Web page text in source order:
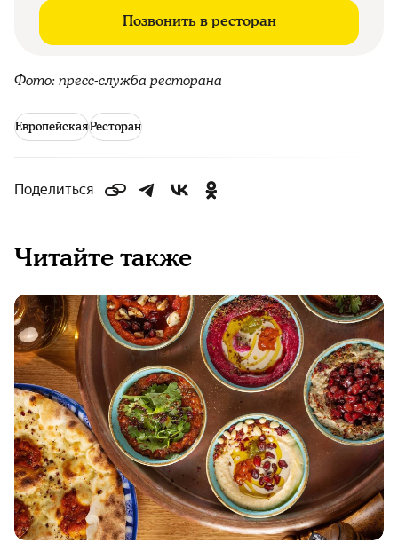
Позвонить в ресторан
Фото: пресс-служба ресторана
ЕвропейскаяРесторан
Поделиться
Читайте также